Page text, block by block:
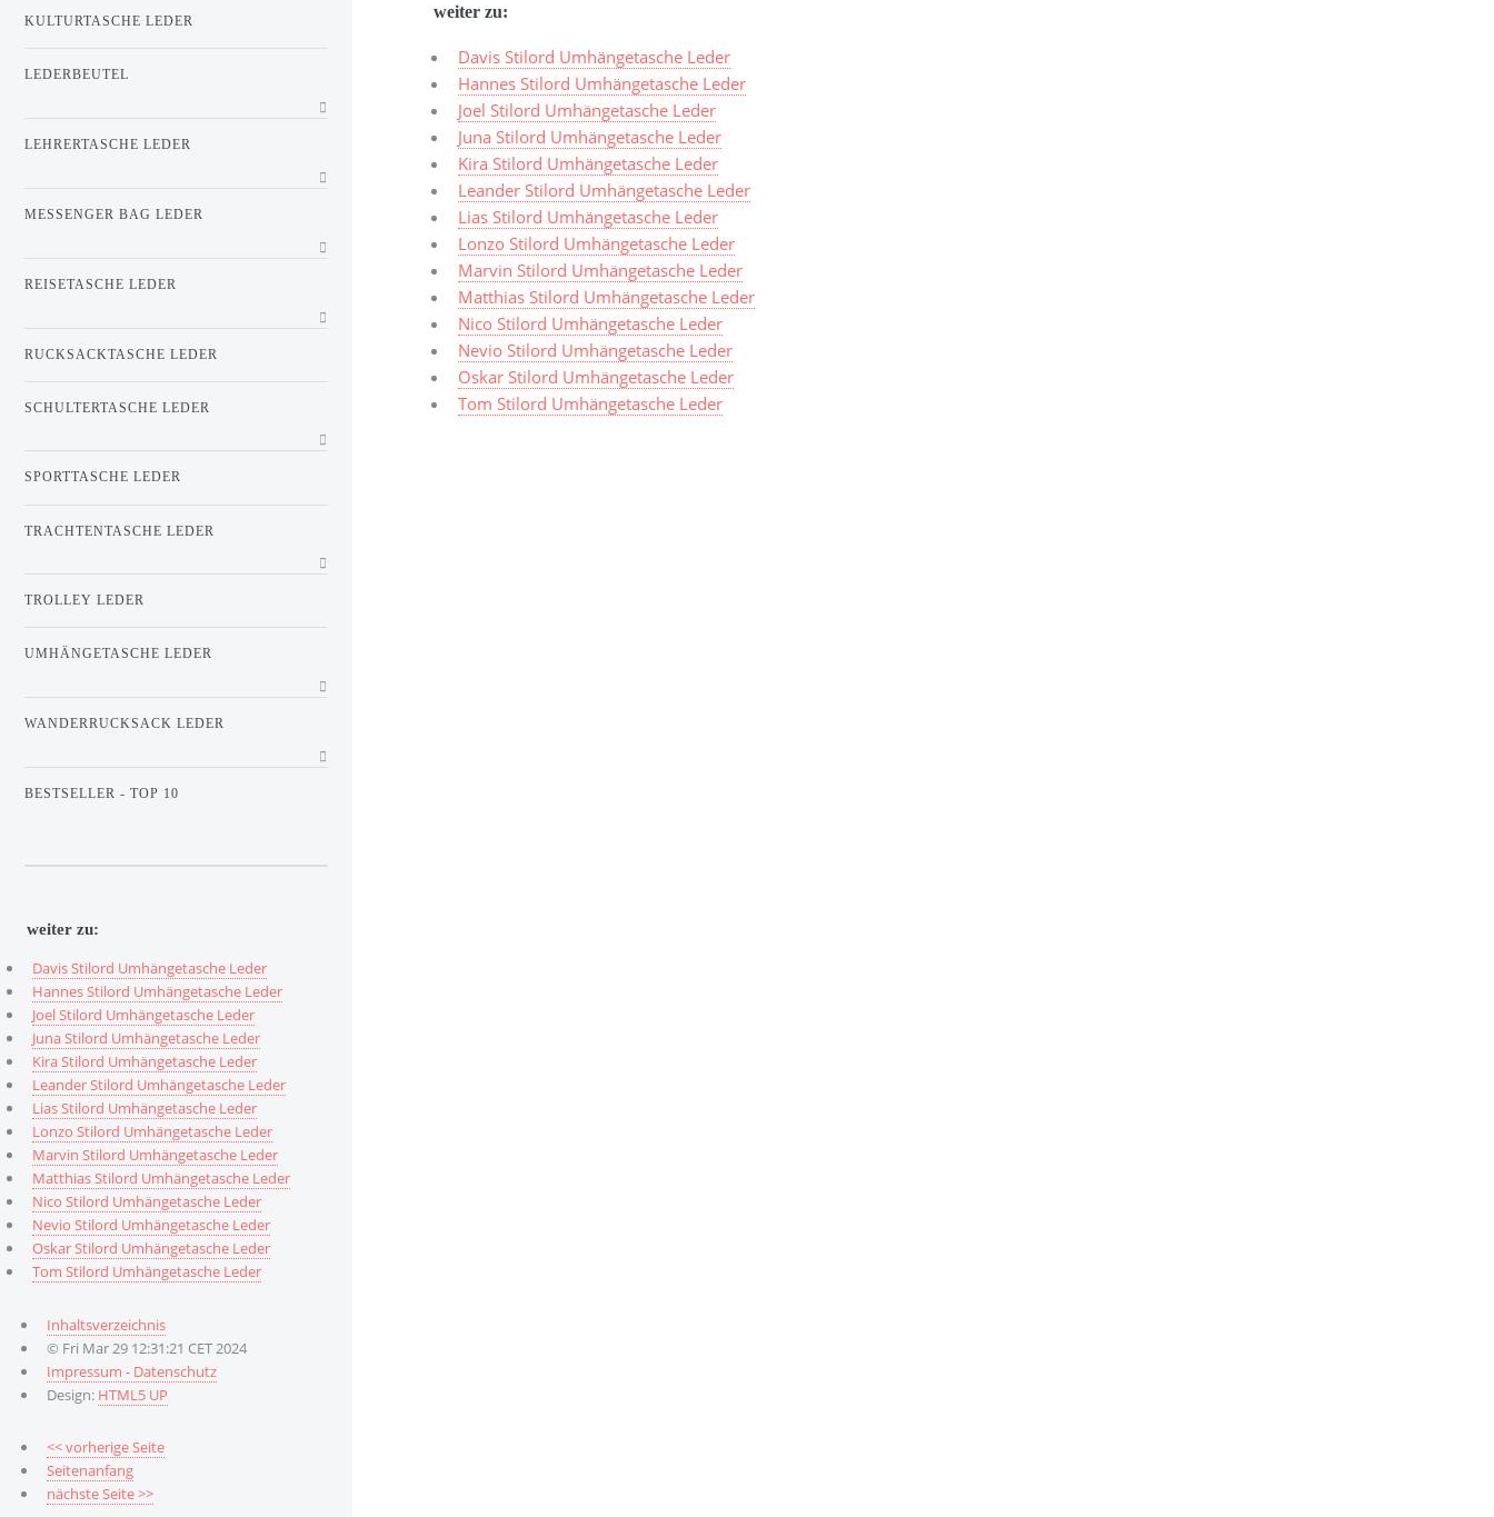
weiter zu:
Davis Stilord Umhängetasche Leder
Hannes Stilord Umhängetasche Leder
Joel Stilord Umhängetasche Leder
Juna Stilord Umhängetasche Leder
Kira Stilord Umhängetasche Leder
Leander Stilord Umhängetasche Leder
Lias Stilord Umhängetasche Leder
Lonzo Stilord Umhängetasche Leder
Marvin Stilord Umhängetasche Leder
Matthias Stilord Umhängetasche Leder
Nico Stilord Umhängetasche Leder
Nevio Stilord Umhängetasche Leder
Oskar Stilord Umhängetasche Leder
Tom Stilord Umhängetasche Leder
KULTURTASCHE LEDER
LEDERBEUTEL
LEHRERTASCHE LEDER
MESSENGER BAG LEDER
REISETASCHE LEDER
RUCKSACKTASCHE LEDER
SCHULTERTASCHE LEDER
SPORTTASCHE LEDER
TRACHTENTASCHE LEDER
TROLLEY LEDER
UMHÄNGETASCHE LEDER
WANDERRUCKSACK LEDER
BESTSELLER - TOP 10
weiter zu:
Davis Stilord Umhängetasche Leder
Hannes Stilord Umhängetasche Leder
Joel Stilord Umhängetasche Leder
Juna Stilord Umhängetasche Leder
Kira Stilord Umhängetasche Leder
Leander Stilord Umhängetasche Leder
Lias Stilord Umhängetasche Leder
Lonzo Stilord Umhängetasche Leder
Marvin Stilord Umhängetasche Leder
Matthias Stilord Umhängetasche Leder
Nico Stilord Umhängetasche Leder
Nevio Stilord Umhängetasche Leder
Oskar Stilord Umhängetasche Leder
Tom Stilord Umhängetasche Leder
Inhaltsverzeichnis
© Fri Mar 29 12:31:21 CET 2024
Impressum - Datenschutz
Design: HTML5 UP
<< vorherige Seite
Seitenanfang
nächste Seite >>